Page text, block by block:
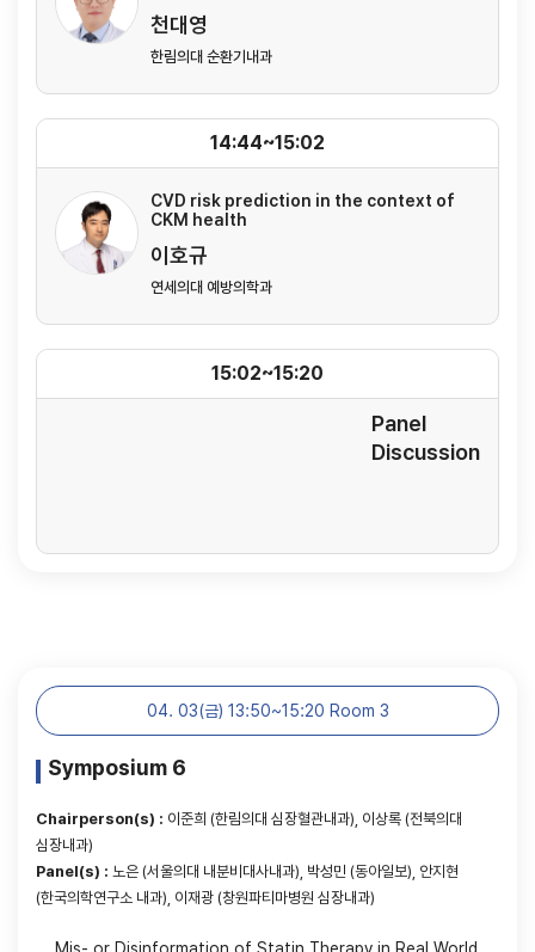
천대영
한림의대 순환기내과
CVD risk prediction in the context of
CKM health
이호규
연세의대 예방의학과
14:44~15:02
Panel
Discussion
15:02~15:20
04. 03(금) 13:50~15:20 Room 3
Symposium 6
Chairperson(s) : 이준희 (한림의대 심장혈관내과), 이상록 (전북의대
심장내과)
Panel(s) : 노은 (서울의대 내분비대사내과), 박성민 (동아일보), 안지현
(한국의학연구소 내과), 이재광 (창원파티마병원 심장내과)
Mis- or Disinformation of Statin Therapy in Real World